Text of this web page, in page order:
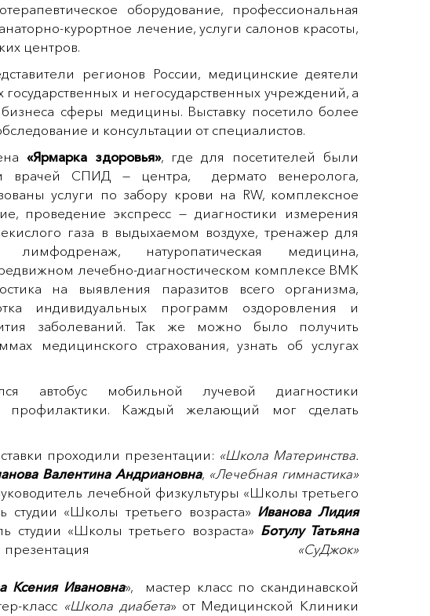
оборудование, профессиональная
курортное лечение, услуги салонов красоты,
центров.
регионов России, медицинские деятели
и негосударственных учреждений, а
сферы медицины. Выставку посетило более
и консультации от специалистов.
«Ярмарка здоровья», где для посетителей были
врачей СПИД — центра, дермато венеролога,
услуги по забору крови на RW, комплексное
проведение экспресс — диагностики измерения
газа в выдыхаемом воздухе, тренажер для
натуропатическая медицина,
лечебно-диагностическом комплексе ВМК
на выявления паразитов всего организма,
индивидуальных программ оздоровления и
заболеваний. Так же можно было получить
медицинского страхования, узнать об услугах
автобус мобильной лучевой диагностики
профилактики. Каждый желающий мог сделать
проходили презентации: «Школа Материнства.
Валентина Андриановна, «Лечебная гимнастика»
лечебной физкультуры «Школы третьего
студии «Школы третьего возраста» Иванова Лидия
студии «Школы третьего возраста» Ботулу Татьяна
«СуДжок»
Ксения Ивановна», мастер класс по скандинавской
класс «Школа диабета» от Медицинской Клиники